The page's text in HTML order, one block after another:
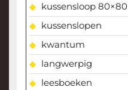
kussensloop 80×80
kussenslopen
kwantum
langwerpig
leesboeken